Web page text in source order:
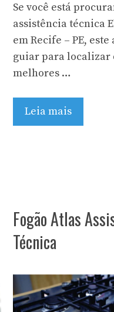
Se você está
assistência técnica
em Recife – PE,
guiar para localizar
melhores …
Leia mais
Fogão Atlas
Técnica